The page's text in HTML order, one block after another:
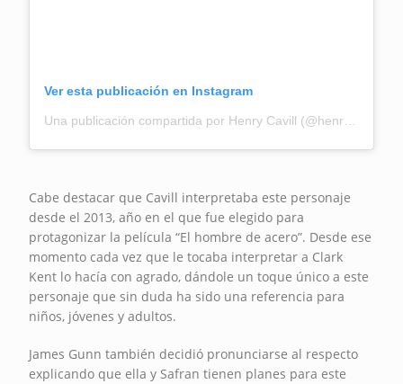
Ver esta publicación en Instagram
Una publicación compartida por Henry Cavill (@henrycavill)
Cabe destacar que Cavill interpretaba este personaje
desde el 2013, año en el que fue elegido para
protagonizar la película “El hombre de acero”. Desde ese
momento cada vez que le tocaba interpretar a Clark
Kent lo hacía con agrado, dándole un toque único a este
personaje que sin duda ha sido una referencia para
niños, jóvenes y adultos.
James Gunn también decidió pronunciarse al respecto
explicando que ella y Safran tienen planes para este